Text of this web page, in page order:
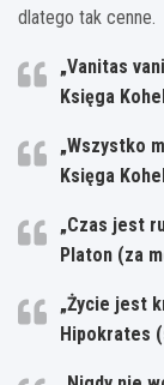
dlatego tak cenne.
„Vanitas
Księga
„Wszystko
Księga
„Czas jest
Platon (za
„Życie jest
Hipokrates